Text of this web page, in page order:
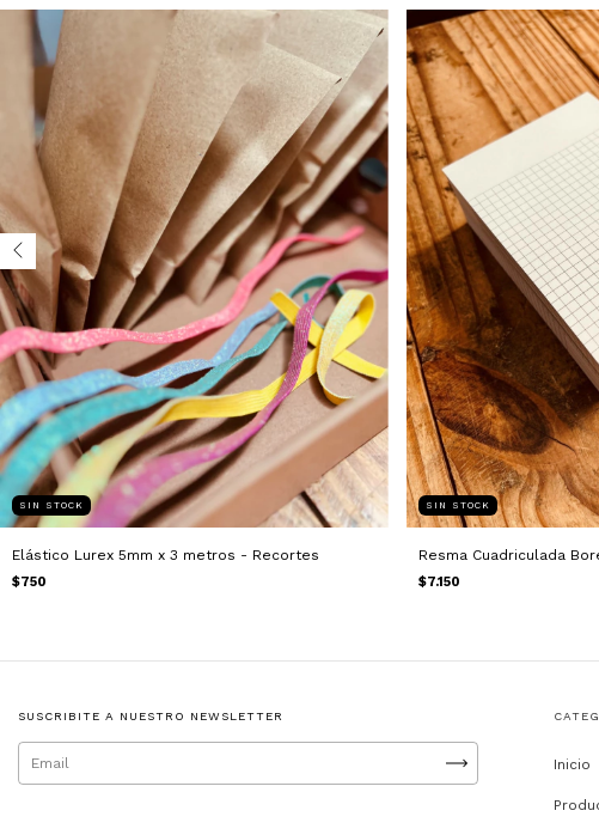
SIN STOCK
Elástico Lurex 5mm x 3 metros - Recortes
$750
SIN STOCK
Resma Cuadriculada
$7.150
SUSCRIBITE A NUESTRO NEWSLETTER
Inicio